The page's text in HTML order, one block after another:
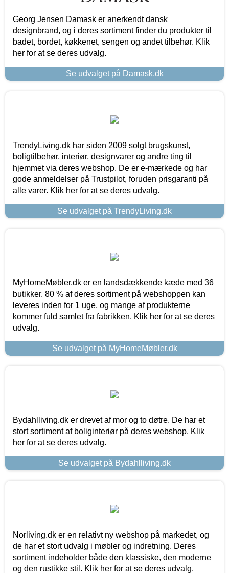
Georg Jensen Damask er anerkendt dansk
designbrand, og i deres sortiment finder du produkter til
badet, bordet, køkkenet, sengen og andet tilbehør. Klik
her for at se deres udvalg.
Se udvalget på Damask.dk
TrendyLiving.dk har siden 2009 solgt brugskunst,
boligtilbehør, interiør, designvarer og andre ting til
hjemmet via deres webshop. De er e-mærkede og har
gode anmeldelser på Trustpilot, foruden prisgaranti på
alle varer. Klik her for at se deres udvalg.
Se udvalget på TrendyLiving.dk
MyHomeMøbler.dk er en landsdækkende kæde med 36
butikker. 80 % af deres sortiment på webshoppen kan
leveres inden for 1 uge, og mange af produkterne
kommer fuld samlet fra fabrikken. Klik her for at se deres
udvalg.
Se udvalget på MyHomeMøbler.dk
Bydahlliving.dk er drevet af mor og to døtre. De har et
stort sortiment af boliginteriør på deres webshop. Klik
her for at se deres udvalg.
Se udvalget på Bydahlliving.dk
Norliving.dk er en relativt ny webshop på markedet, og
de har et stort udvalg i møbler og indretning. Deres
sortiment indeholder både den klassiske, den moderne
og den rustikke stil. Klik her for at se deres udvalg.